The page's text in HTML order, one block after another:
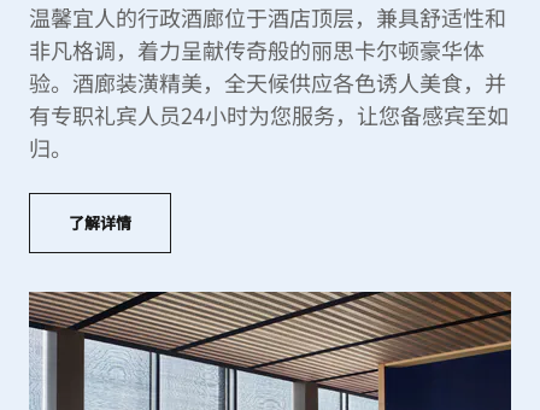
温馨宜人的行政酒廊位于酒店顶层，兼具舒适性和
非凡格调，着力呈献传奇般的丽思卡尔顿豪华体
验。酒廊装潢精美，全天候供应各色诱人美食，并
有专职礼宾人员24小时为您服务，让您备感宾至如
归。
了解详情